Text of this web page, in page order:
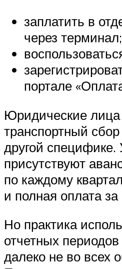
заплатить в
через терминал;
портале
Юридические
транспортный
другой специфике.
присутствуют
по каждому
и полная оплата за
Но практика
отчетных периодов
далеко не во всех